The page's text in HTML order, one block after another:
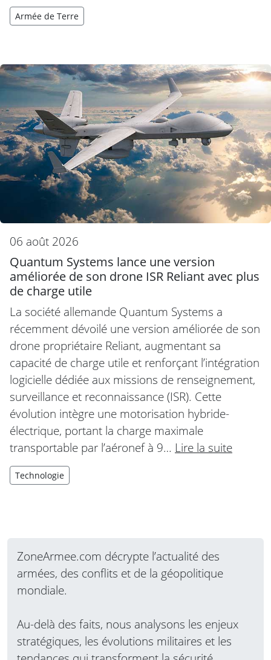
Armée de Terre
06 août 2026
Quantum Systems lance une version
améliorée de son drone ISR Reliant avec plus
de charge utile
La société allemande Quantum Systems a
récemment dévoilé une version améliorée de son
drone propriétaire Reliant, augmentant sa
capacité de charge utile et renforçant l’intégration
logicielle dédiée aux missions de renseignement,
surveillance et reconnaissance (ISR). Cette
évolution intègre une motorisation hybride-
électrique, portant la charge maximale
transportable par l’aéronef à 9… Lire la suite
Technologie
ZoneArmee.com décrypte l’actualité des
armées, des conflits et de la géopolitique
mondiale.
Au-delà des faits, nous analysons les enjeux
stratégiques, les évolutions militaires et les